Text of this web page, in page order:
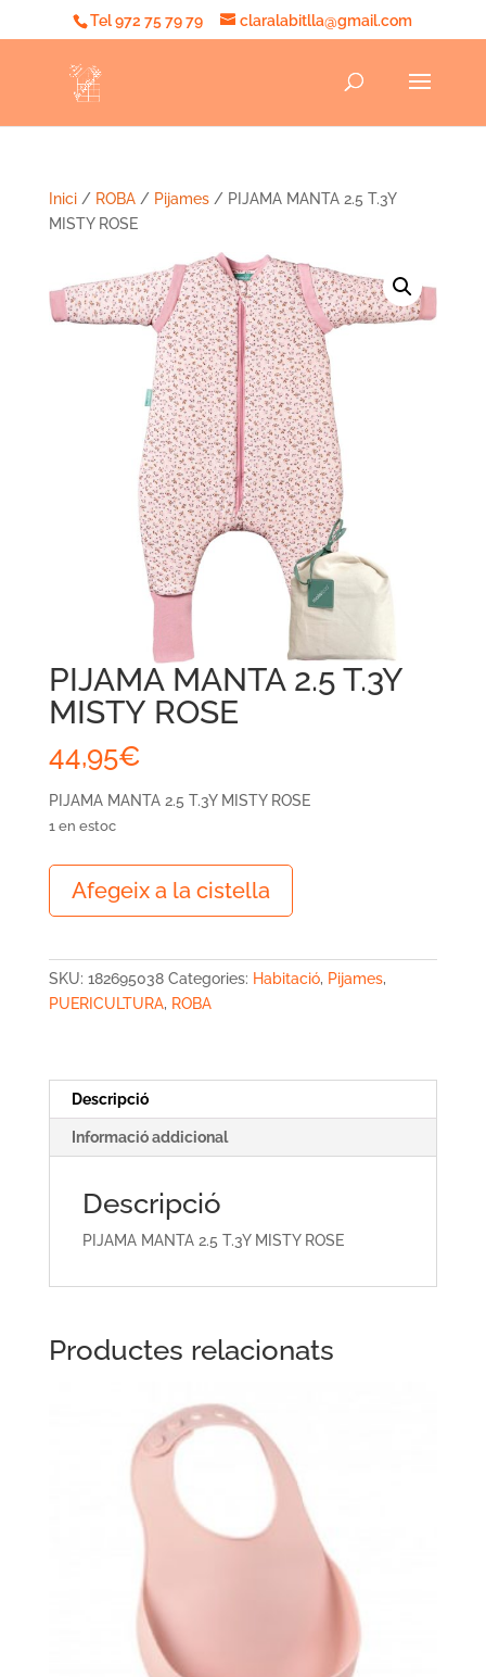
Tel 972 75 79 79 claralabitlla@gmail.com
Inici/ ROBA/ Pijames/ PIJAMA MANTA 2.5 T.3Y
MISTY ROSE
PIJAMA MANTA 2.5 T.3Y
MISTY ROSE
44,95€
PIJAMA MANTA 2.5 T.3Y MISTY ROSE
1 en estoc
2.5
T.3Y
Afegeix a la cistella
SKU: 182695038 Categories: Habitació, Pijames,
PUERICULTURA, ROBA
Descripció
Informació addicional
Descripció
PIJAMA MANTA 2.5 T.3Y MISTY ROSE
Productes relacionats